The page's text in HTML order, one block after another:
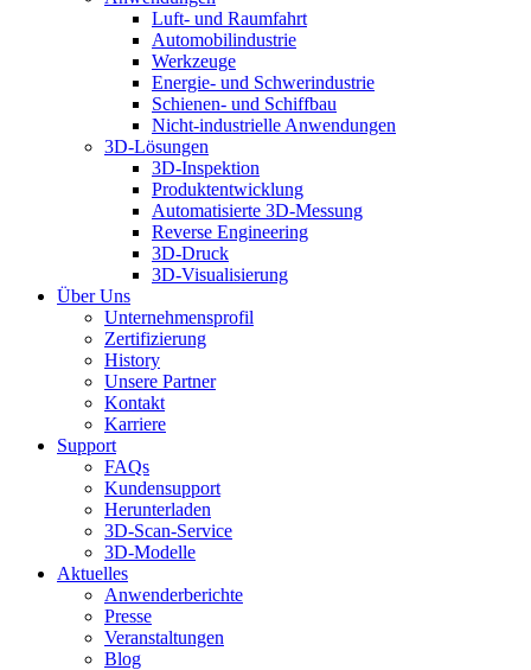
Luft- und Raumfahrt
Automobilindustrie
Werkzeuge
Energie- und Schwerindustrie
Schienen- und Schiffbau
Nicht-industrielle Anwendungen
3D-Lösungen
3D-Inspektion
Produktentwicklung
Automatisierte 3D-Messung
Reverse Engineering
3D-Druck
3D-Visualisierung
Über Uns
Unternehmensprofil
Zertifizierung
History
Unsere Partner
Kontakt
Karriere
Support
FAQs
Kundensupport
Herunterladen
3D-Scan-Service
3D-Modelle
Aktuelles
Anwenderberichte
Presse
Veranstaltungen
Blog